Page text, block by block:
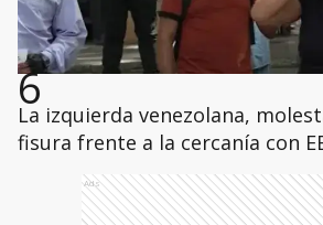
6
La izquierda venezolana,
fisura frente a la cercanía con
Ads